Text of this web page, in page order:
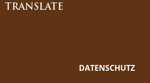
TRANSLATE
DATENSCHUTZ